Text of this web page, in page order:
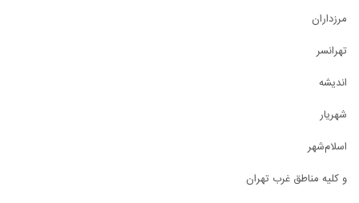
مرزداران
تهرانسر
اندیشه
شهریار
اسلام‌شهر
و کلیه مناطق غرب تهران